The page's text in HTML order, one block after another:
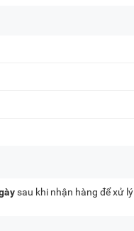
sau khi nhận hàng để xử